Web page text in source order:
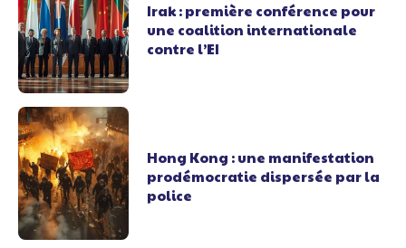
Irak : première conférence pour
une coalition internationale
contre l’EI
Hong Kong : une manifestation
prodémocratie dispersée par la
police